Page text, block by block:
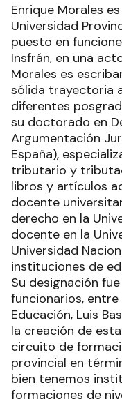
Enrique Morales
Universidad
puesto en
Insfrán, en una
Morales es
sólida trayectoria
diferentes
su doctorado en
Argumentación
España),
tributario y
libros y artículos
docente
derecho en la
docente en la
Universidad
instituciones de
Su designación
funcionarios,
Educación, Luis
la creación de
circuito de
provincial en
bien tenemos
formaciones de